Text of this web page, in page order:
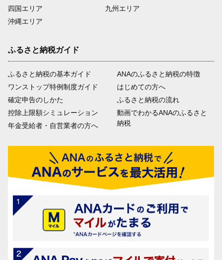
四国エリア
沖縄エリア
九州エリア
ふるさと納税ガイド
ふるさと納税の基本ガイド
ワンストップ特例制度ガイド
確定申告のしかた
控除上限額シミュレーション
年金受給者・自営業者の方へ
ANAのふるさと納税の特徴
はじめての方へ
ふるさと納税の流れ
動画でわかるANAのふるさと
納税